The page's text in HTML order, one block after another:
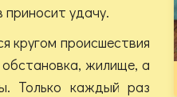
приносит удачу.
кругом происшествия
жилище, а
Только каждый раз